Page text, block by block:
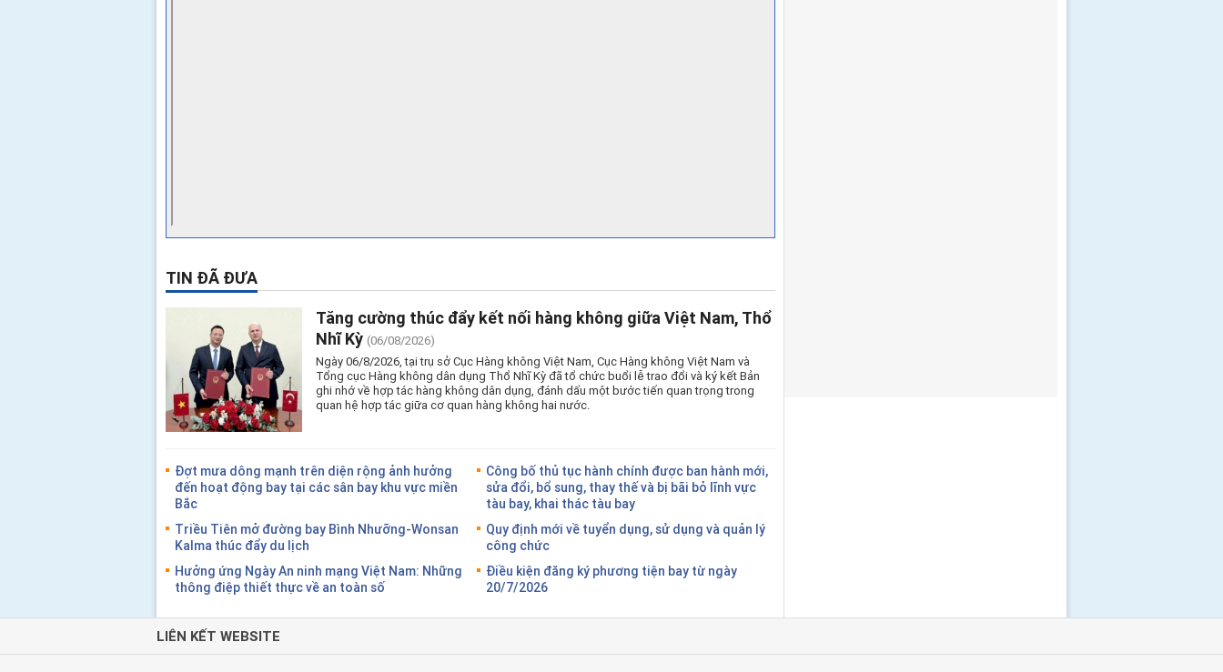
TIN ĐÃ ĐƯA
Tăng cường thúc đẩy kết nối hàng không giữa Việt Nam, Thổ
Nhĩ Kỳ (06/08/2026)
Ngày 06/8/2026, tại trụ sở Cục Hàng không Việt Nam, Cục Hàng không Việt Nam và
Tổng cục Hàng không dân dụng Thổ Nhĩ Kỳ đã tổ chức buổi lễ trao đổi và ký kết Bản
ghi nhớ về hợp tác hàng không dân dụng, đánh dấu một bước tiến quan trọng trong
quan hệ hợp tác giữa cơ quan hàng không hai nước.
Đợt mưa dông mạnh trên diện rộng ảnh hưởng
đến hoạt động bay tại các sân bay khu vực miền
Bắc
Triều Tiên mở đường bay Bình Nhưỡng-Wonsan
Kalma thúc đẩy du lịch
Hưởng ứng Ngày An ninh mạng Việt Nam: Những
thông điệp thiết thực về an toàn số
Công bố thủ tục hành chính được ban hành mới,
sửa đổi, bổ sung, thay thế và bị bãi bỏ lĩnh vực
tàu bay, khai thác tàu bay
Quy định mới về tuyển dụng, sử dụng và quản lý
công chức
Điều kiện đăng ký phương tiện bay từ ngày
20/7/2026
LIÊN KẾT WEBSITE